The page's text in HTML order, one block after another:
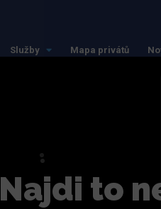
Služby Mapa privátů
Najdi to